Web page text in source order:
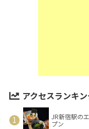
アクセスランキ
JR新宿駅の
プン